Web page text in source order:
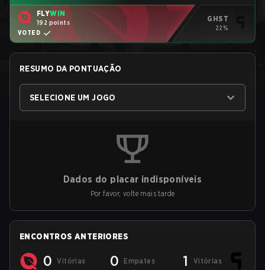
FLYWIN
192 points
VOTED
GHST
22%
RESUMO DA PONTUAÇÃO
SELECIONE UM JOGO
Dados do placar indisponíveis
Por favor, volte mais tarde
ENCONTROS ANTERIORES
0 Vitórias 0 Empates 1 Vitórias